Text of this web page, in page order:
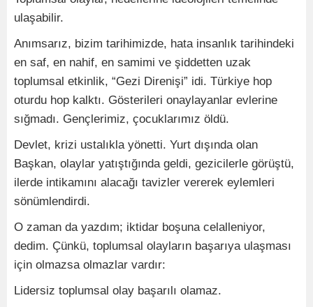
ulaşabilir.
Anımsarız, bizim tarihimizde, hata insanlık tarihindeki
en saf, en nahif, en samimi ve şiddetten uzak
toplumsal etkinlik, “Gezi Direnişi” idi. Türkiye hop
oturdu hop kalktı. Gösterileri onaylayanlar evlerine
sığmadı. Gençlerimiz, çocuklarımız öldü.
Devlet, krizi ustalıkla yönetti. Yurt dışında olan
Başkan, olaylar yatıştığında geldi, gezicilerle görüştü,
ilerde intikamını alacağı tavizler vererek eylemleri
sönümlendirdi.
O zaman da yazdım; iktidar boşuna celalleniyor,
dedim. Çünkü, toplumsal olayların başarıya ulaşması
için olmazsa olmazlar vardır:
Lidersiz toplumsal olay başarılı olamaz.